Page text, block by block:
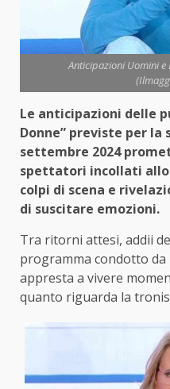
Anticipazioni Uomini e
Le anticipazioni delle
Donne” previste per la
settembre 2024
spettatori incollati allo
colpi di scena e
di suscitare emozioni.
Tra ritorni attesi, addii
programma condotto da
appresta a vivere
quanto riguarda la